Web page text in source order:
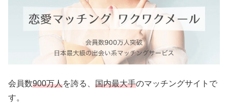
会員数900万人を誇る、 国内最大手のマッチングサイトで
す。